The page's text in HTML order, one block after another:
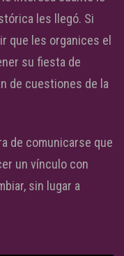
les llegó. Si
que les organices el
su fiesta de
de cuestiones de la
de comunicarse que
un vínculo con
sin lugar a